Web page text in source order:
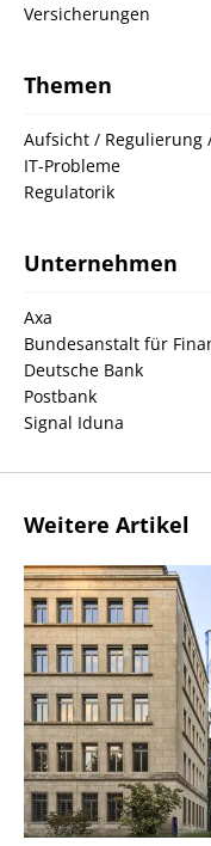
Versicherungen
Themen
Aufsicht / Regulierung
IT-Probleme
Regulatorik
Unternehmen
Axa
Bundesanstalt für
Deutsche Bank
Postbank
Signal Iduna
Weitere Artikel